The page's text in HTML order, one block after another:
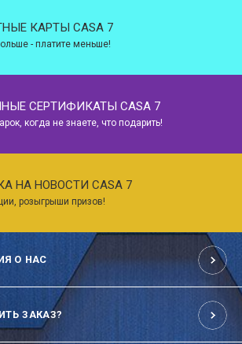
КАРТЫ CASA 7
- платите меньше!
СЕРТИФИКАТЫ CASA 7
когда не знаете, что подарить!
НА НОВОСТИ CASA 7
розыгрыши призов!
О НАС
ЗАКАЗ?